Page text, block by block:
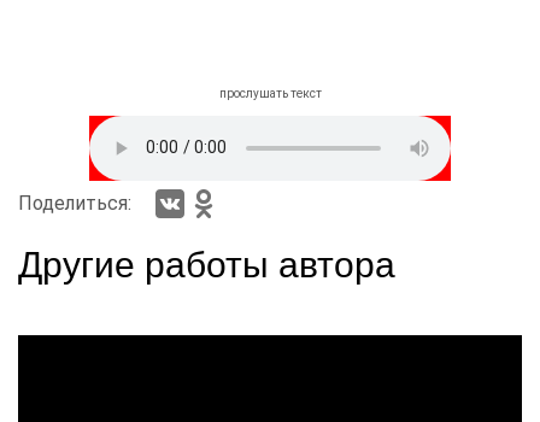
прослушать текст
Поделиться:
Другие работы автора